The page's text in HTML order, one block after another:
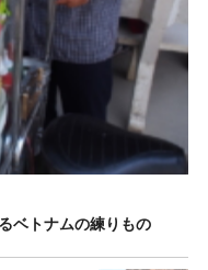
ベトナムの練りもの